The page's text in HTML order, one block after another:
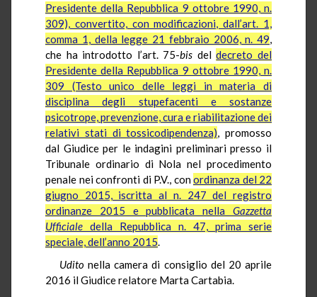
Presidente della Repubblica 9 ottobre 1990, n.
309), convertito, con modificazioni, dall’art. 1,
comma 1, della legge 21 febbraio 2006, n. 49,
che ha introdotto l’art. 75-bis deldecreto del
Presidente della Repubblica 9 ottobre 1990, n.
309 (Testo unico delle leggi in materia di
disciplina degli stupefacenti e sostanze
psicotrope, prevenzione, cura e riabilitazione dei
relativi stati di tossicodipendenza), promosso
dal Giudice per le indagini preliminari presso il
Tribunale ordinario di Nola nel procedimento
penale nei confronti di P.V., conordinanza del 22
giugno 2015, iscritta al n. 247 del registro
ordinanze 2015 e pubblicata nella Gazzetta
Ufficiale della Repubblica n. 47, prima serie
speciale, dell’anno 2015.
Uditonella camera di consiglio del 20 aprile
2016 il Giudice relatore Marta Cartabia.